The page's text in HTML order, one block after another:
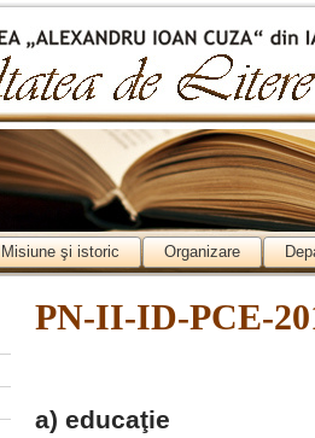
Misiune şi istoric Organizare
PN-II-ID-PCE-
a) educaţie